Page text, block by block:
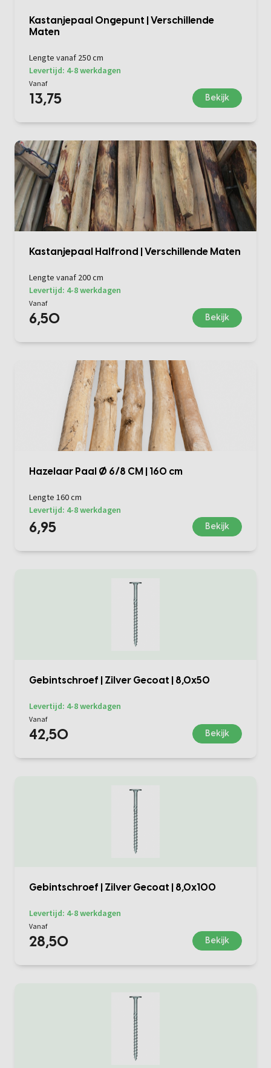
Kastanjepaal Ongepunt | Verschillende
Maten
Lengte vanaf 250 cm
Levertijd: 4-8 werkdagen
Vanaf
13,75 Bekijk
Kastanjepaal Halfrond | Verschillende Maten
Lengte vanaf 200 cm
Levertijd: 4-8 werkdagen
Vanaf
6,50 Bekijk
Hazelaar Paal Ø 6/8 CM | 160 cm
Lengte 160 cm
Levertijd: 4-8 werkdagen
6,95 Bekijk
Gebintschroef | Zilver Gecoat | 8,0x50
Levertijd: 4-8 werkdagen
Vanaf
42,50 Bekijk
Gebintschroef | Zilver Gecoat | 8,0x100
Levertijd: 4-8 werkdagen
Vanaf
28,50 Bekijk